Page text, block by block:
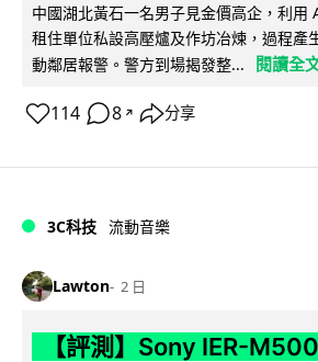
中國湖北黃石一名男子見金價高企，利用
租住單位私設高壓爐及作坊冶煉，過程產
動鄰居報警。警方到場揭發整...
閱讀全
114 8 ↗ 分享
3C科技 流動音樂
Lawton 2 日
【評測】Sony IER-